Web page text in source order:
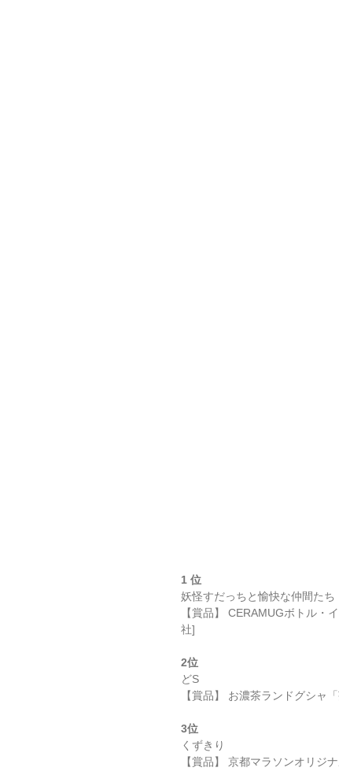
1 位
妖怪すだっちと愉快な仲間たち
【賞品】 CERAMUGボトル・
社]
2位
どS
【賞品】 お濃茶ランドグシャ
3位
くずきり
【賞品】 京都マラソンオリジ